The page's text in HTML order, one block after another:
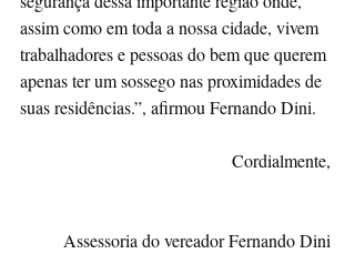
assim como em toda a nossa cidade, vivem
trabalhadores e pessoas do bem que querem
apenas ter um sossego nas proximidades de
suas residências.”, afirmou Fernando Dini.
Cordialmente,
Assessoria do vereador Fernando Dini